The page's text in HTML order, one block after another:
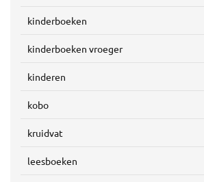
kinderboeken
kinderboeken vroeger
kinderen
kobo
kruidvat
leesboeken